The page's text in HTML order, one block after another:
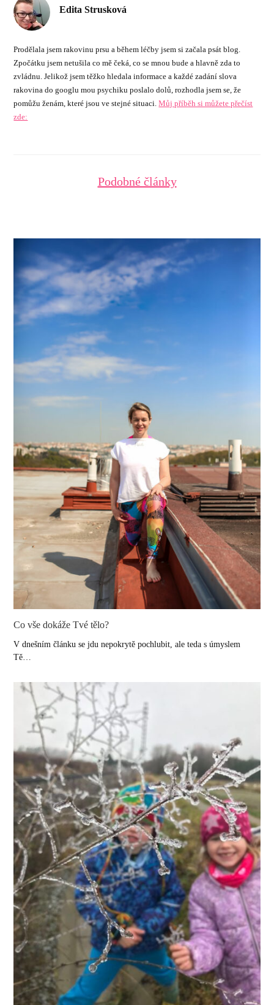
Edita Strusková
Prodělala jsem rakovinu prsu a během léčby jsem si začala psát blog.
Zpočátku jsem netušila co mě čeká, co se mnou bude a hlavně zda to
zvládnu. Jelikož jsem těžko hledala informace a každé zadání slova
rakovina do googlu mou psychiku poslalo dolů, rozhodla jsem se, že
pomůžu ženám, které jsou ve stejné situaci.Můj příběh si můžete přečíst
zde:
Podobné články
Co vše dokáže Tvé tělo?
V dnešním článku se jdu nepokrytě pochlubit, ale teda s úmyslem
Tě…